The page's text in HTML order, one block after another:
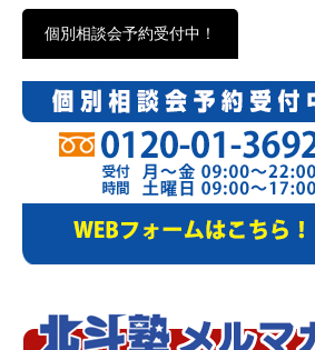
個別相談会予約受付中！